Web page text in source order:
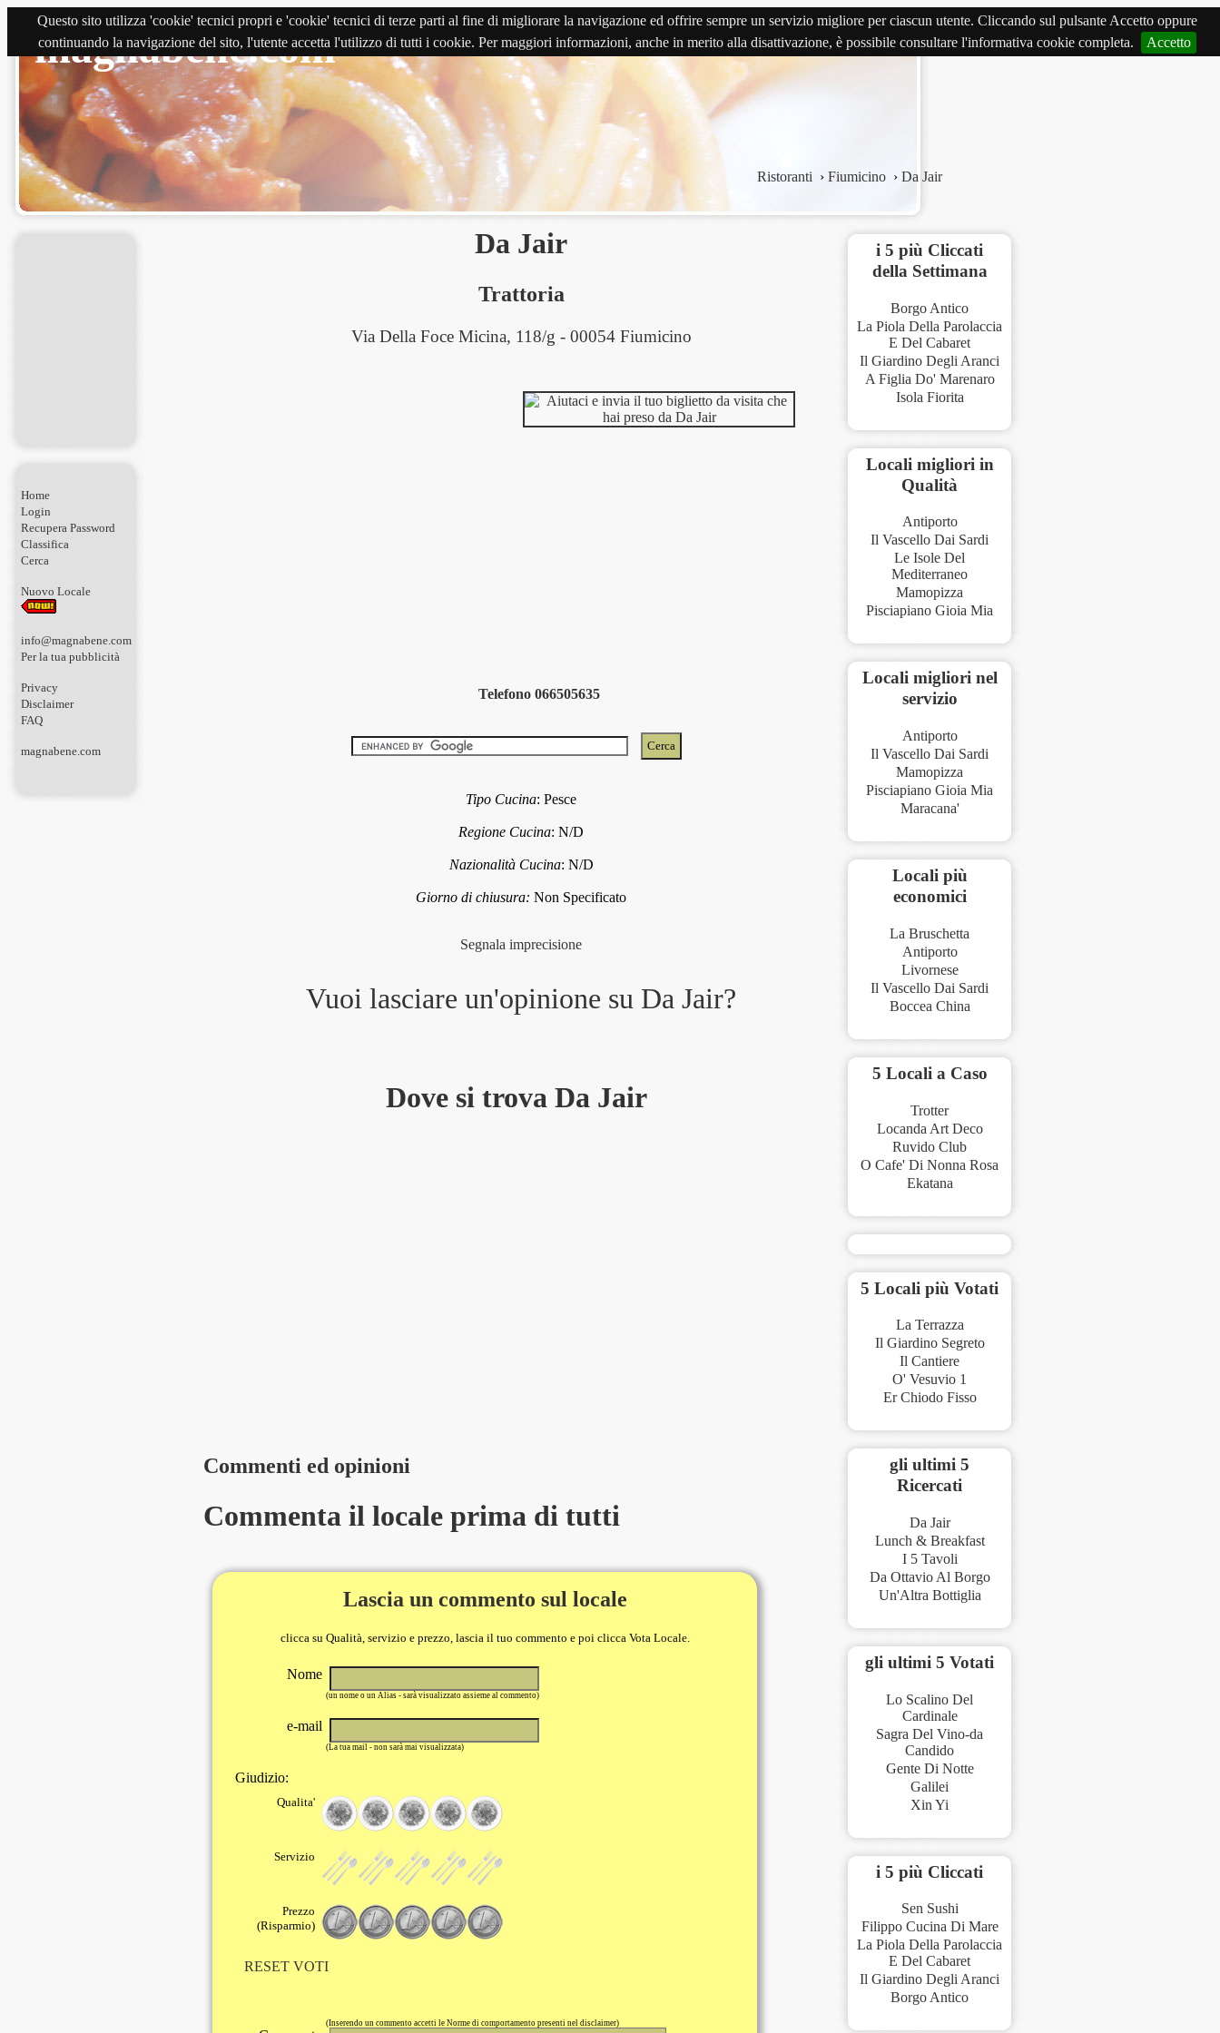
Questo sito utilizza 'cookie' tecnici propri e 'cookie' tecnici di terze parti al fine di migliorare la navigazione ed offrire sempre un servizio migliore per ciascun utente. Cliccando sul pulsante Accetto oppure
continuando la navigazione del sito, l'utente accetta l'utilizzo di tutti i cookie. Per maggiori informazioni, anche in merito alla disattivazione, è possibile consultare l'informativa cookie completa.
Accetto
magnabene.com
Ristoranti › Fiumicino › Da Jair
Home
Login
Recupera Password
Classifica
Cerca
Nuovo Locale
info@magnabene.com
Per la tua pubblicità
Privacy
Disclaimer
FAQ
magnabene.com
Da Jair
Trattoria
Via Della Foce Micina, 118/g - 00054 Fiumicino
Telefono 066505635
Tipo Cucina:Pesce
Regione Cucina:N/D
Nazionalità Cucina: N/D
Giorno di chiusura:Non Specificato
Segnala imprecisione
Vuoi lasciare un'opinione su Da Jair?
Dove si trova Da Jair
Commenti ed opinioni
Commenta il locale prima di tutti
Lascia un commento sul locale
clicca su Qualità, servizio e prezzo, lascia il tuo commento e poi clicca Vota Locale.
Nome
(un nome o un Alias - sarà visualizzato assieme al commento)
e-mail
(La tua mail - non sarà mai visualizzata)
Giudizio:
Qualita'
Servizio
Prezzo
(Risparmio)
RESET VOTI
(Inserendo un commento accetti le Norme di comportamento presenti nel disclaimer)
i 5 più Cliccati
della Settimana
Borgo Antico
La Piola Della Parolaccia
E Del Cabaret
Il Giardino Degli Aranci
A Figlia Do' Marenaro
Isola Fiorita
Locali migliori in
Qualità
Antiporto
Il Vascello Dai Sardi
Le Isole Del
Mediterraneo
Mamopizza
Pisciapiano Gioia Mia
Locali migliori nel
servizio
Antiporto
Il Vascello Dai Sardi
Mamopizza
Pisciapiano Gioia Mia
Maracana'
Locali più
economici
La Bruschetta
Antiporto
Livornese
Il Vascello Dai Sardi
Boccea China
5 Locali a Caso
Trotter
Locanda Art Deco
Ruvido Club
O Cafe' Di Nonna Rosa
Ekatana
5 Locali più Votati
La Terrazza
Il Giardino Segreto
Il Cantiere
O' Vesuvio 1
Er Chiodo Fisso
gli ultimi 5
Ricercati
Da Jair
Lunch & Breakfast
I 5 Tavoli
Da Ottavio Al Borgo
Un'Altra Bottiglia
gli ultimi 5 Votati
Lo Scalino Del
Cardinale
Sagra Del Vino-da
Candido
Gente Di Notte
Galilei
Xin Yi
i 5 più Cliccati
Sen Sushi
Filippo Cucina Di Mare
La Piola Della Parolaccia
E Del Cabaret
Il Giardino Degli Aranci
Borgo Antico